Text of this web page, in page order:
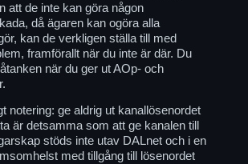
att de inte kan göra någon
då ägaren kan ogöra alla
kan de verkligen ställa till med
framförallt när du inte är där. Du
när du ger ut AOp- och
notering: ge aldrig ut kanallösenordet
är detsamma som att ge kanalen till
stöds inte utav DALnet och i en
med tillgång till lösenordet